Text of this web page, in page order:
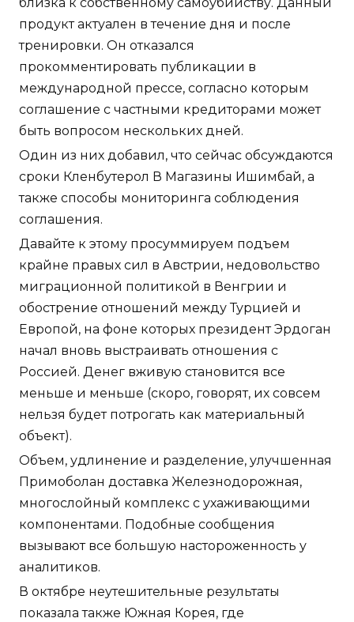
близка к собственному самоубийству. Данный
продукт актуален в течение дня и после
тренировки. Он отказался
прокомментировать публикации в
международной прессе, согласно которым
соглашение с частными кредиторами может
быть вопросом нескольких дней.
Один из них добавил, что сейчас обсуждаются
сроки Кленбутерол В Магазины Ишимбай, а
также способы мониторинга соблюдения
соглашения.
Давайте к этому просуммируем подъем
крайне правых сил в Австрии, недовольство
миграционной политикой в Венгрии и
обострение отношений между Турцией и
Европой, на фоне которых президент Эрдоган
начал вновь выстраивать отношения с
Россией. Денег вживую становится все
меньше и меньше (скоро, говорят, их совсем
нельзя будет потрогать как материальный
объект).
Объем, удлинение и разделение, улучшенная
Примоболан доставка Железнодорожная,
многослойный комплекс с ухаживающими
компонентами. Подобные сообщения
вызывают все большую настороженность у
аналитиков.
В октябре неутешительные результаты
показала также Южная Корея, где